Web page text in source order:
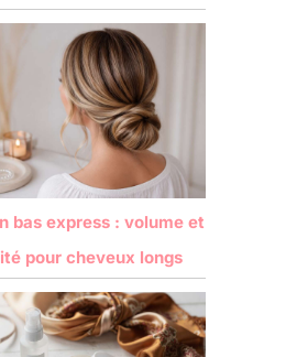
bas express : volume et
pour cheveux longs